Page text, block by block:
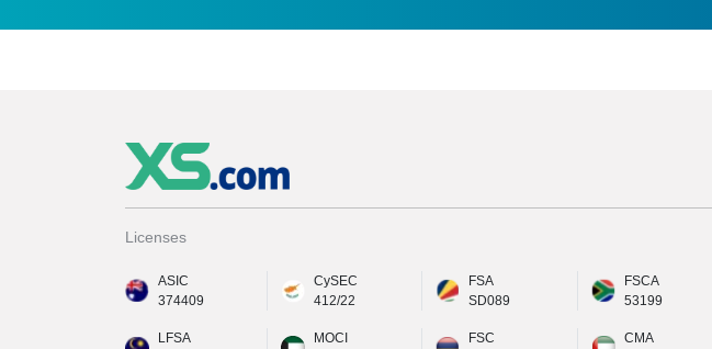
Licenses
ASIC
374409
CySEC
412/22
FSA
SD089
FSCA
53199
LFSA
MOCI
FSC
CMA